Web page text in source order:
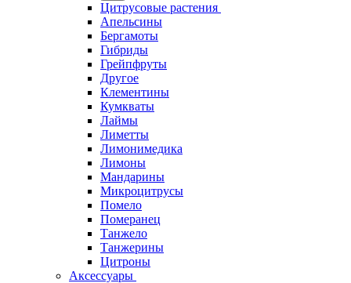
Цитрусовые растения
Апельсины
Бергамоты
Гибриды
Грейпфруты
Другое
Клементины
Кумкваты
Лаймы
Лиметты
Лимонимедика
Лимоны
Мандарины
Микроцитрусы
Помело
Померанец
Танжело
Танжерины
Цитроны
Аксессуары